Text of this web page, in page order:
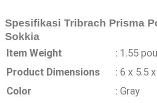
Spesifikasi Tribrach Prisma
Sokkia
Item Weight
: ‎1.55
Product Dimensions
: 6 x 5.5
Color
‎ : Gray